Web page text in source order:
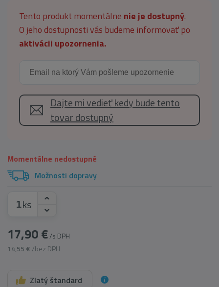
Tento produkt momentálne nie je dostupný.
O jeho dostupnosti vás budeme informovať po
aktivácii upozornenia.
Dajte mi vedieť kedy bude tento
tovar dostupný
Momentálne nedostupné
Možnosti dopravy
ks
17,90 €/s DPH
14,55 € /bez DPH
Zlatý štandard